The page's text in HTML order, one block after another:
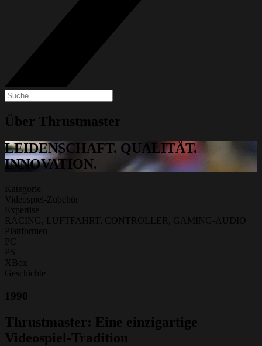
Über Thrustmaster
LEIDENSCHAFT. QUALITÄT.
INNOVATION.
Kategorie
Videospiel-Zubehör
Expertise
RACING, LUFTFAHRT, CONTROLLER, GAMING-AUDIO
Plattformen
PC
PS
XBox
Geschichte
1990
Thrustmaster: Eine einzigartige
Videospiel-Tradition